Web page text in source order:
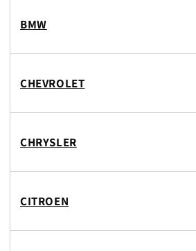
BMW
CHEVROLET
CHRYSLER
CITROEN